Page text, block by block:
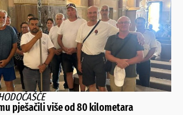
pješačili više od 80 kilometara